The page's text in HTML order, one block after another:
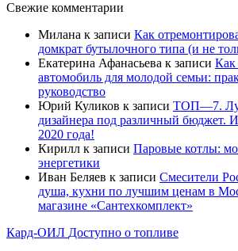
Свежие комментарии
Милана к записи Как
домкрат бутылочного типа (и не
Екатерина Афанасьева к записи Как
автомобиль для молодой семьи:
руководство
Юрий Куликов к записи ТОП—7.
дизайнера под различный бюджет.
2020 года!
Кирилл к записи Паровые котлы:
энергетики
Иван Беляев к записи Cмесители
душа, кухни по лучшим ценам в
магазине «Сантехкомплект»
Кард-ОИЛ Доступно о топливе